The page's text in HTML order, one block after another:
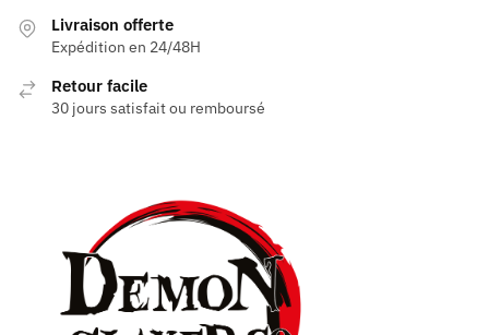
choisies
page
Livraison offerte
Expédition en 24/48H
Retour facile
30 jours satisfait ou remboursé